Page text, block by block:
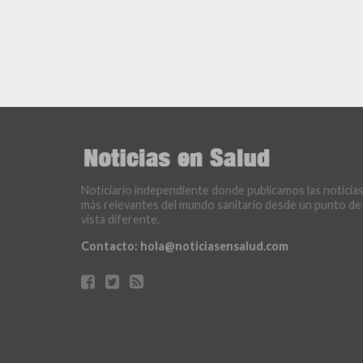
Noticiario independiente donde publicamos las noticias
más relevantes del mundo sanitario desde un punto de
vista diferente.
Contacto: hola@noticiasensalud.com